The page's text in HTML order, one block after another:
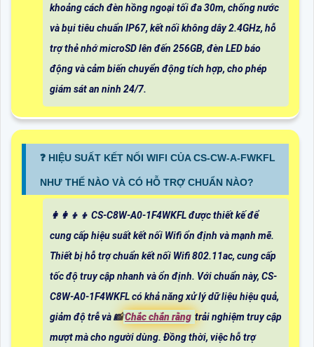
khoảng cách đèn hồng ngoại tối đa 30m, chống nước
và bụi tiêu chuẩn IP67, kết nối không dây 2.4GHz, hỗ
trợ thẻ nhớ microSD lên đến 256GB, đèn LED báo
động và cảm biến chuyển động tích hợp, cho phép
giám sát an ninh 24/7.
️❓ HIỆU SUẤT KẾT NỐI WIFI CỦA CS-CW-A-FWKFL
NHƯ THẾ NÀO VÀ CÓ HỖ TRỢ CHUẨN NÀO?
👩‍👩‍👦‍👦 CS-C8W-A0-1F4WKFL được thiết kế để
cung cấp hiệu suất kết nối Wifi ổn định và mạnh mẽ.
Thiết bị hỗ trợ chuẩn kết nối Wifi 802.11ac, cung cấp
tốc độ truy cập nhanh và ổn định. Với chuẩn này, CS-
C8W-A0-1F4WKFL có khả năng xử lý dữ liệu hiệu quả,
giảm độ trễ và 📸Chắc chắn rằng trải nghiệm truy cập
mượt mà cho người dùng. Đồng thời, việc hỗ trợ